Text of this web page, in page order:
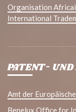
Organisation
International
PATENT-
Amt der
Benelux Office for